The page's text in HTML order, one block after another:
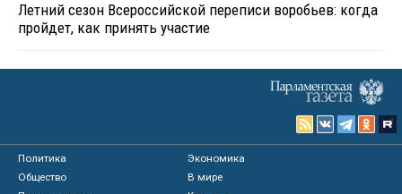
Летний сезон Всероссийской переписи воробьев: когда
пройдет, как принять участие
Политика
Экономика
Общество
В мире